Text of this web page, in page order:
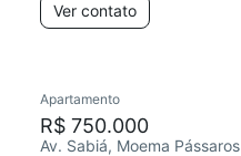
Ver contato
Apartamento
R$ 750.000
Av. Sabiá, Moema Pássaros